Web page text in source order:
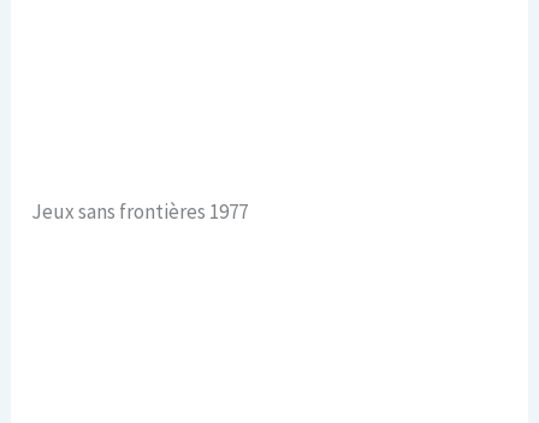
Jeux sans frontières 1977